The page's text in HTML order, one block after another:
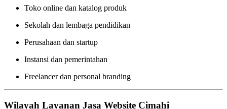
Toko online dan katalog produk
Sekolah dan lembaga pendidikan
Perusahaan dan startup
Instansi dan pemerintahan
Freelancer dan personal branding
Wilayah Layanan Jasa Website Cimahi